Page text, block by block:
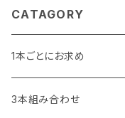
CATAGORY
1本ごとにお求め
3本組み合わせ